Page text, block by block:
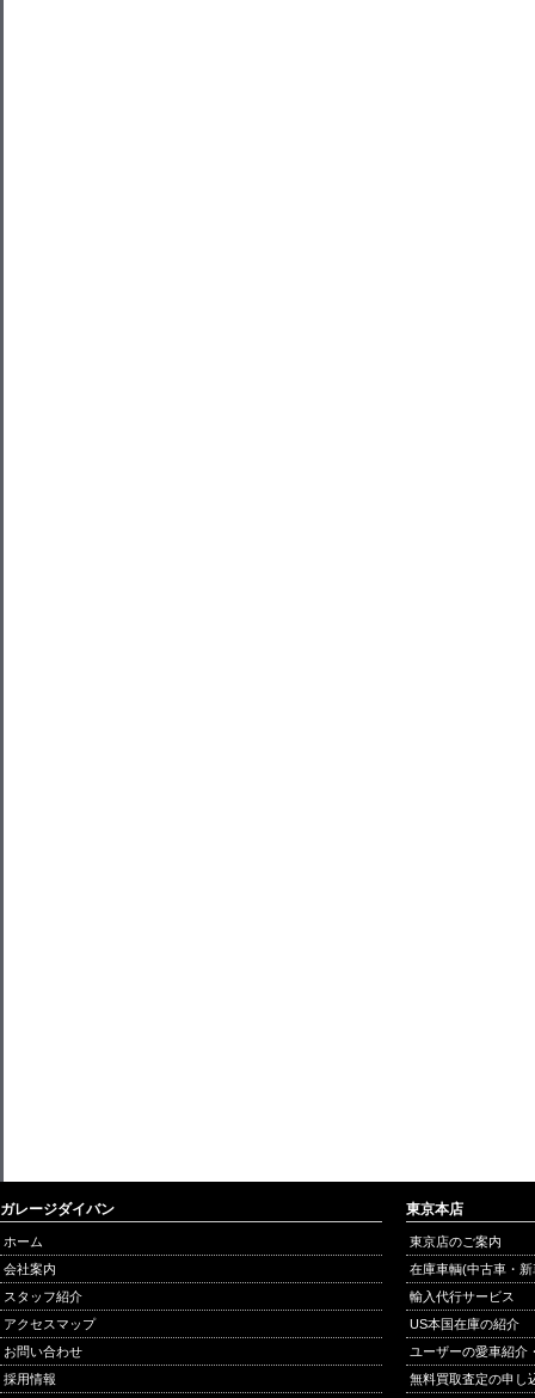
ガレージダイバン
ホーム
会社案内
スタッフ紹介
アクセスマップ
お問い合わせ
採用情報
東京本店
東京店のご案内
在庫車輌(中古車・
輸入代行サービス
US本国在庫の紹介
ユーザーの愛車紹介
無料買取査定の申し